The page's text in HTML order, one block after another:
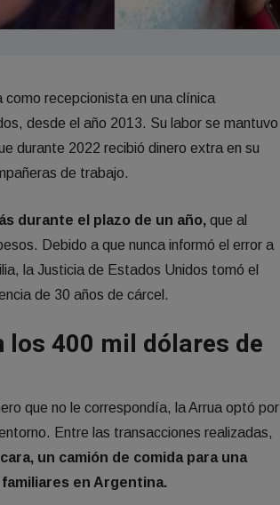
recepcionista en una clínica
desde el año 2013. Su labor se mantuvo
durante 2022 recibió dinero extra en su
de trabajo.
durante el plazo de un año, que al
Debido a que nunca informó el error a
la Justicia de Estados Unidos tomó el
de 30 años de cárcel.
los 400 mil dólares de
que no le correspondía, la Arrua optó por
Entre las transacciones realizadas,
un camión de comida para una
en Argentina.